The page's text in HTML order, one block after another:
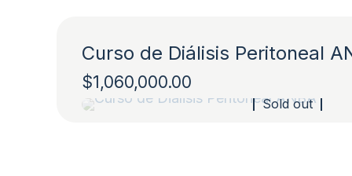
Curso de Diálisis Peritoneal
$1,060,000.00
Sold out